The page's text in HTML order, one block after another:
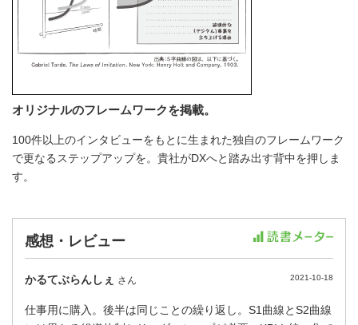
オリジナルのフレームワークを掲載。
100件以上のインタビューをもとに生まれた独自のフレームワーク
で更なるステップアップを。貴社がDXへと踏み出す背中を押しま
す。
感想・レビュー
かるてぶらんしぇ さん 2021-10-18
仕事用に購入。後半は同じことの繰り返し。S1曲線とS2曲線